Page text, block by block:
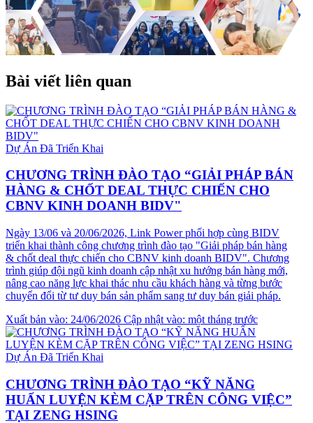
Bài viết liên quan
Dự Án Đã Triển Khai
CHƯƠNG TRÌNH ĐÀO TẠO “GIẢI PHÁP BÁN
HÀNG & CHỐT DEAL THỰC CHIẾN CHO
CBNV KINH DOANH BIDV"
Ngày 13/06 và 20/06/2026, Link Power phối hợp cùng BIDV
triển khai thành công chương trình đào tạo "Giải pháp bán hàng
& chốt deal thực chiến cho CBNV kinh doanh BIDV". Chương
trình giúp đội ngũ kinh doanh cập nhật xu hướng bán hàng mới,
nâng cao năng lực khai thác nhu cầu khách hàng và từng bước
chuyển đổi từ tư duy bán sản phẩm sang tư duy bán giải pháp.
Xuất bản vào: 24/06/2026 Cập nhật vào: một tháng trước
Dự Án Đã Triển Khai
CHƯƠNG TRÌNH ĐÀO TẠO “KỸ NĂNG
HUẤN LUYỆN KÈM CẶP TRÊN CÔNG VIỆC”
TẠI ZENG HSING